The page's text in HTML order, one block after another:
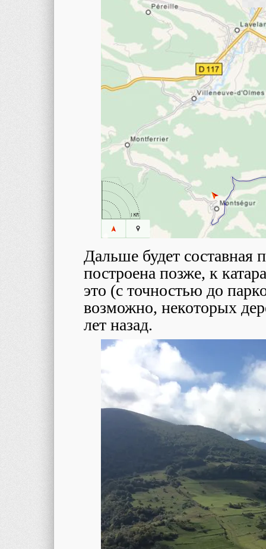
Дальше будет составная
построена позже, к
это (с точностью до
возможно, некоторых
лет назад.